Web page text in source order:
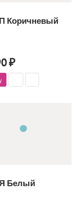
Коричневый
₽
Я Белый